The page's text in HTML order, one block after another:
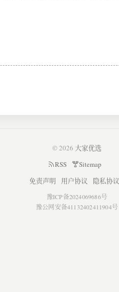
© 2026 大家优选
RSS
Sitemap
免责声明
用户协议 隐私协议
豫ICP备2024069686号
豫公网安备41132402411904号